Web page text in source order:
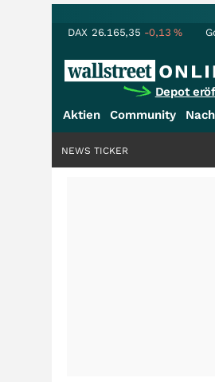
DAX 26.165,35 -0,13%
Depot
Aktien Community
NEWS TICKER